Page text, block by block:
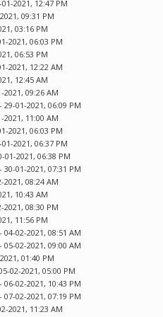
2021, 12:47 PM
09:31 PM
03:16 PM
2021, 06:03 PM
06:53 PM
2021, 12:22 AM
12:45 AM
2021, 09:26 AM
- 29-01-2021, 06:09 PM
2021, 11:00 AM
2021, 06:03 PM
2021, 06:37 PM
01-2021, 06:38 PM
- 30-01-2021, 07:31 PM
2021, 08:24 AM
10:43 AM
2021, 08:30 PM
11:56 PM
- 04-02-2021, 08:51 AM
- 05-02-2021, 09:00 AM
01:40 PM
02-2021, 05:00 PM
- 06-02-2021, 10:43 PM
- 07-02-2021, 07:19 PM
2021, 11:23 AM